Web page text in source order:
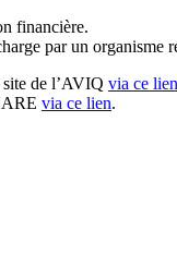
financière.
par un
de l’AVIQ via ce lien
via ce lien.